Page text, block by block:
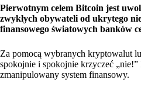
Pierwotnym celem Bitcoin jest
zwykłych obywateli od ukrytego
finansowego światowych banków
Za pomocą wybranych kryptowalut
spokojnie i spokojnie krzyczeć „nie!”
zmanipulowany system finansowy.